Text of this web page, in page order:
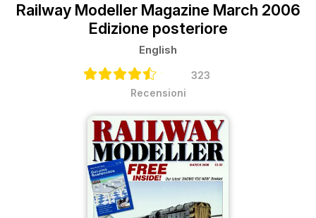
Railway Modeller Magazine March 2006
Edizione posteriore
English
323
Recensioni